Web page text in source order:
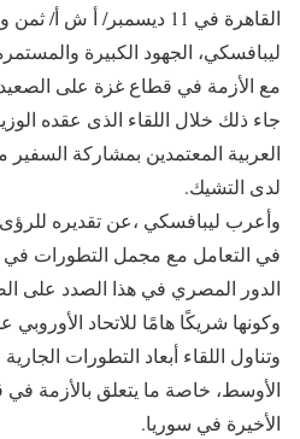
القاهرة في 11 ديسمبر/ أ ش
ليبافسكي، الجهود الكبيرة
مع الأزمة في قطاع غزة على
جاء ذلك خلال اللقاء الذى عقده
العربية المعتمدين بمشاركة
لدى التشيك.
وأعرب ليبافسكي ،عن تقديره
في التعامل مع مجمل التطورات في
الدور المصري في هذا الصدد على
وكونها شريكًا هامًا للاتحاد
وتناول اللقاء أبعاد التطورات
الأوسط، خاصة ما يتعلق بالأزمة
الأخيرة في سوريا.